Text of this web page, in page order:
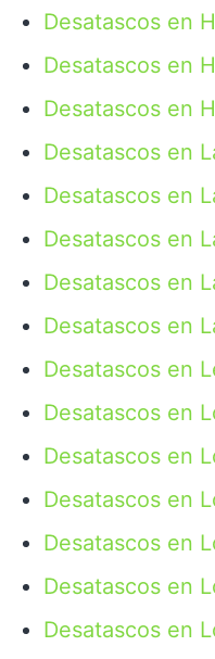
Desatascos en
Desatascos en
Desatascos en
Desatascos en
Desatascos en
Desatascos en
Desatascos en
Desatascos en
Desatascos en
Desatascos en
Desatascos en
Desatascos en
Desatascos en
Desatascos en
Desatascos en